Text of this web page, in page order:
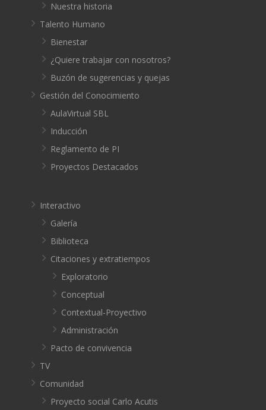
Nuestra historia
Talento Humano
Bienestar
¿Quiere trabajar con nosotros?
Buzón de sugerencias y quejas
Gestión del Conocimiento
AulaVirtual SBL
Inducción
Reglamento de PI
Proyectos Destacados
Interactivo
Galería
Biblioteca
Citaciones y extratiempos
Exploratorio
Conceptual
Contextual-Proyectivo
Administración
Pacto de convivencia
TV
Comunidad
Proyecto social Carlo Acutis